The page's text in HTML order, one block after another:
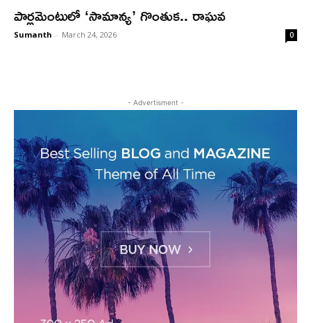
పార్లమెంటులో ‘సామాన్య’ గొంతుక.. రాఘవ
Sumanth - March 24, 2026 0
- Advertisment -